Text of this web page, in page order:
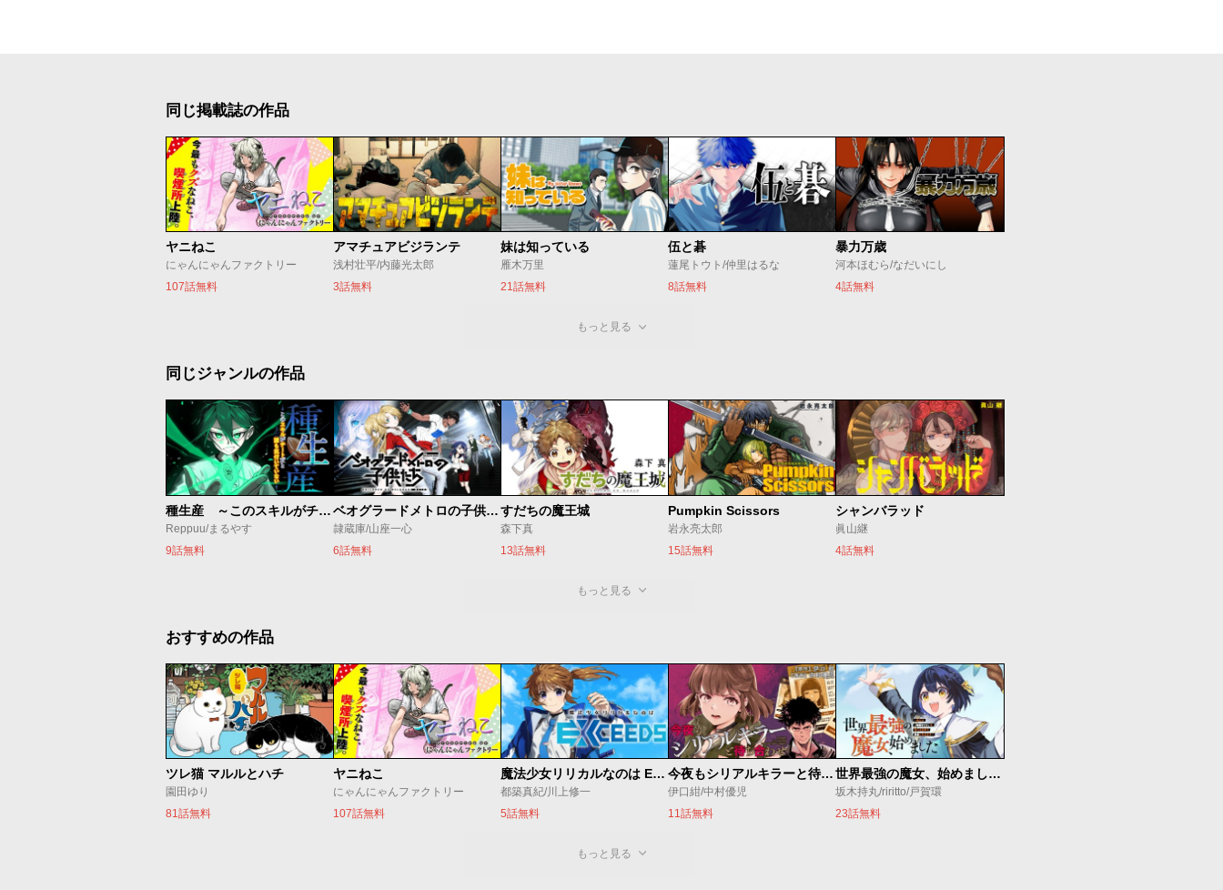
同じ掲載誌の作品
ヤニねこ
にゃんにゃんファクトリー
107話無料
アマチュアビジランテ
浅村壮平/内藤光太郎
3話無料
妹は知っている
雁木万里
21話無料
伍と碁
蓮尾トウト/仲里はるな
8話無料
暴力万歳
河本ほむら/なだいにし
4話無料
もっと見る
同じジャンルの作品
種生産 ～このスキルがチートだとまだ誰も気付いていない～
Reppuu/まるやす
9話無料
ベオグラードメトロの子供たち
隷蔵庫/山座一心
6話無料
すだちの魔王城
森下真
13話無料
Pumpkin Scissors
岩永亮太郎
15話無料
シャンバラッド
眞山継
4話無料
もっと見る
おすすめの作品
ツレ猫 マルルとハチ
園田ゆり
81話無料
ヤニねこ
にゃんにゃんファクトリー
107話無料
魔法少女リリカルなのは EXCEEDS
都築真紀/川上修一
5話無料
今夜もシリアルキラーと待ち合わせ
伊口紺/中村優児
11話無料
世界最強の魔女、始めました ～私だけ『攻略サイト』を見れる世界で自由に生きます～
坂木持丸/riritto/戸賀環
23話無料
もっと見る